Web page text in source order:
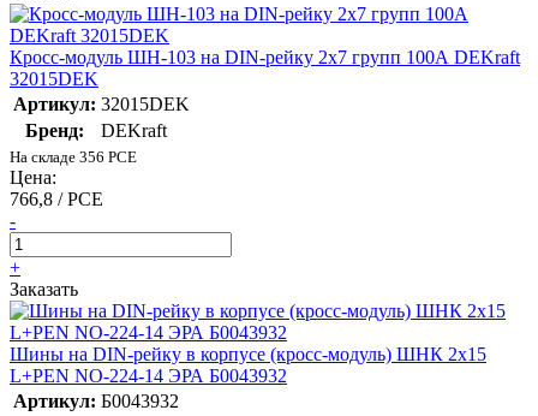
Кросс-модуль ШН-103 на DIN-рейку 2х7 групп 100А DEKraft
32015DEK
Артикул: 32015DEK
Бренд:
DEKraft
На складе 356 PCE
Цена:
766,8 / PCE
-
+
Заказать
Шины на DIN-рейку в корпусе (кросс-модуль) ШНК 2х15
L+PEN NO-224-14 ЭРА Б0043932
Артикул: Б0043932